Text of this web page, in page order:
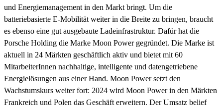
und Energiemanagement in den Markt bringt. Um die
batteriebasierte E-Mobilität weiter in die Breite zu bringen, braucht
es ebenso eine gut ausgebaute Ladeinfrastruktur. Dafür hat die
Porsche Holding die Marke Moon Power gegründet. Die Marke ist
aktuell in 24 Märkten geschäftlich aktiv und bietet mit 60
MitarbeiterInnen nachhaltige, intelligente und datengetriebene
Energielösungen aus einer Hand. Moon Power setzt den
Wachstumskurs weiter fort: 2024 wird Moon Power in den Märkten
Frankreich und Polen das Geschäft erweitern. Der Umsatz belief